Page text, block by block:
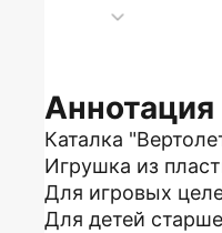
Аннотация
Каталка
Игрушка из
Для игровых
Для детей